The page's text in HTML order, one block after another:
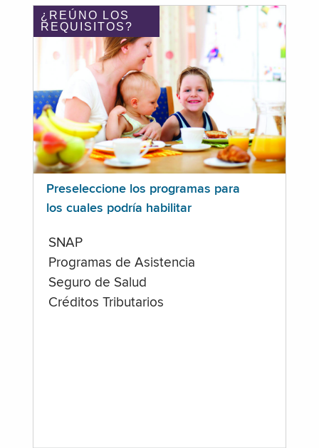
¿REÚNO LOS
REQUISITOS?
Preseleccione los programas para
los cuales podría habilitar
SNAP
Programas de Asistencia
Seguro de Salud
Créditos Tributarios